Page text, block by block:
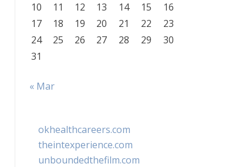
10
11 12 13 14 15
16
17
18 19 20 21 22
23
24
25 26 27 28 29
30
31
« Mar
okhealthcareers.com
theintexperience.com
unboundedthefilm.com